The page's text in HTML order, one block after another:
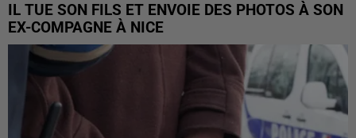
IL TUE SON FILS ET ENVOIE DES PHOTOS À SON
EX-COMPAGNE À NICE